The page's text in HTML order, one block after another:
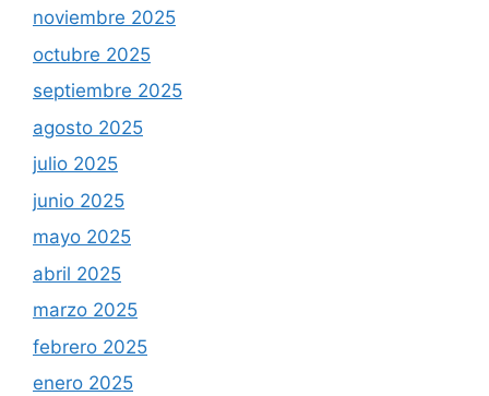
noviembre 2025
octubre 2025
septiembre 2025
agosto 2025
julio 2025
junio 2025
mayo 2025
abril 2025
marzo 2025
febrero 2025
enero 2025